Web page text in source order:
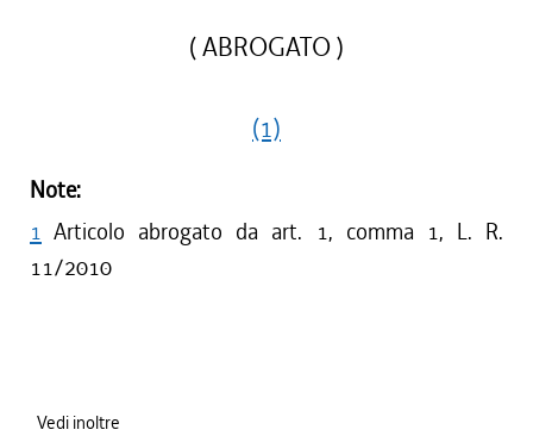
( ABROGATO )
(1)
Note:
1 Articolo abrogato da art. 1, comma 1, L. R.
11/2010
Vedi inoltre